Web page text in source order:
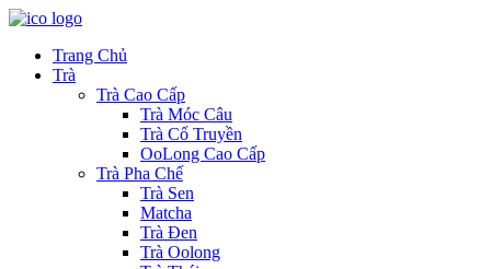
Trang Chủ
Trà
Trà Cao Cấp
Trà Móc Câu
Trà Cổ Truyền
OoLong Cao Cấp
Trà Pha Chế
Trà Sen
Matcha
Trà Đen
Trà Oolong